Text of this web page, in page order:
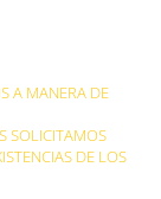
A MANERA DE
SOLICITAMOS
DE LOS